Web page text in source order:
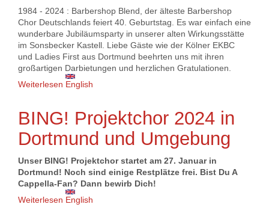
1984 - 2024 : Barbershop Blend, der älteste Barbershop
Chor Deutschlands feiert 40. Geburtstag. Es war einfach eine
wunderbare Jubiläumsparty in unserer alten Wirkungsstätte
im Sonsbecker Kastell. Liebe Gäste wie der Kölner EKBC
und Ladies First aus Dortmund beehrten uns mit ihren
großartigen Darbietungen und herzlichen Gratulationen.
Weiterlesen über 40 Jahre Barbershop Blend ! 40 Jahre Gerda
English
BING! Projektchor 2024 in
Dortmund und Umgebung
Unser BING! Projektchor startet am 27. Januar in
Dortmund! Noch sind einige Restplätze frei. Bist Du A
Cappella-Fan? Dann bewirb Dich!
Weiterlesen über BING! Projektchor 2024 in Dortmund und
English